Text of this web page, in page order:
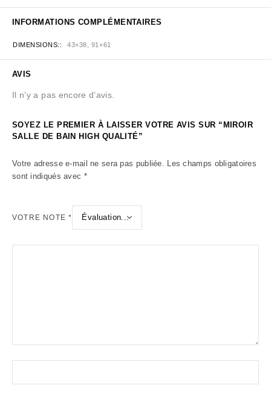
INFORMATIONS COMPLÉMENTAIRES
DIMENSIONS: 43×38, 91×61
AVIS
Il n’y a pas encore d’avis.
SOYEZ LE PREMIER À LAISSER VOTRE AVIS SUR “MIROIR
SALLE DE BAIN HIGH QUALITÉ”
Votre adresse e-mail ne sera pas publiée. Les champs obligatoires
sont indiqués avec *
VOTRE NOTE*